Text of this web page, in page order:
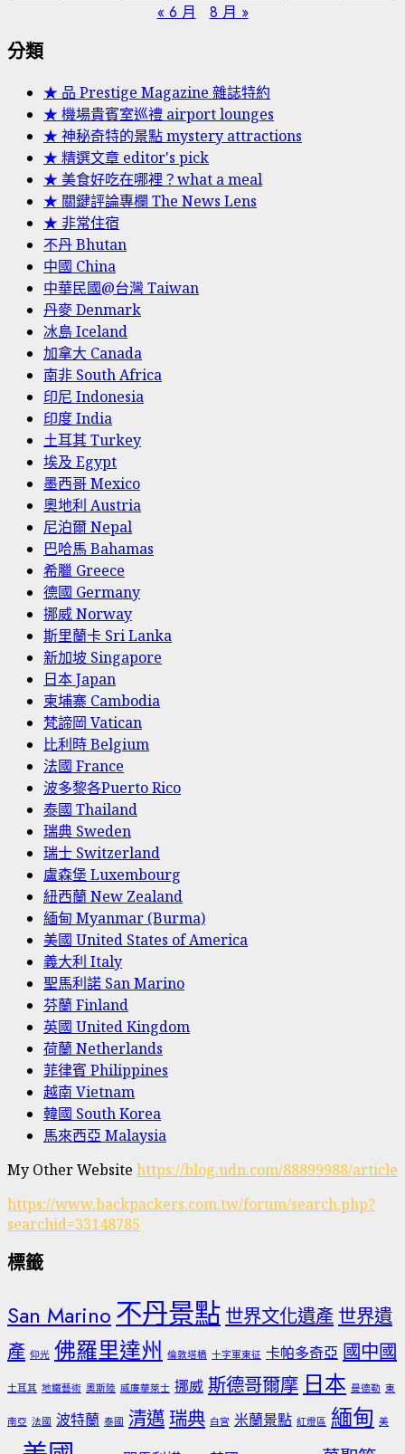
« 6 月 8 月 »
分類
★ 品 Prestige Magazine 雜誌特約
★ 機場貴賓室巡禮 airport lounges
★ 神秘奇特的景點 mystery attractions
★ 精選文章 editor's pick
★ 美食好吃在哪裡？what a meal
★ 關鍵評論專欄 The News Lens
★ 非常住宿
不丹 Bhutan
中國 China
中華民國@台灣 Taiwan
丹麥 Denmark
冰島 Iceland
加拿大 Canada
南非 South Africa
印尼 Indonesia
印度 India
土耳其 Turkey
埃及 Egypt
墨西哥 Mexico
奧地利 Austria
尼泊爾 Nepal
巴哈馬 Bahamas
希臘 Greece
德國 Germany
挪威 Norway
斯里蘭卡 Sri Lanka
新加坡 Singapore
日本 Japan
柬埔寨 Cambodia
梵諦岡 Vatican
比利時 Belgium
法國 France
波多黎各Puerto Rico
泰國 Thailand
瑞典 Sweden
瑞士 Switzerland
盧森堡 Luxembourg
紐西蘭 New Zealand
緬甸 Myanmar (Burma)
美國 United States of America
義大利 Italy
聖馬利諾 San Marino
芬蘭 Finland
英國 United Kingdom
荷蘭 Netherlands
菲律賓 Philippines
越南 Vietnam
韓國 South Korea
馬來西亞 Malaysia
My Other Website https://blog.udn.com/88899988/article
https://www.backpackers.com.tw/forum/search.php?
searchid=33148785
標籤
San Marino 不丹景點 世界文化遺產 世界遺
產 仰光 佛羅里達州 倫敦塔橋 十字軍東征 卡帕多奇亞 國中國
土耳其 地鐵藝術 奧斯陸 威廉華萊士 挪威 斯德哥爾摩 日本 曼德勒 東
南亞 法國 波特蘭 泰國 清邁 瑞典 白宮 米蘭景點 紅燈區 緬甸 美